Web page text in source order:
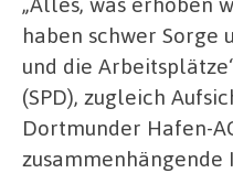
haben schwer Sorge
und die
(SPD), zugleich
Dortmunder Hafen-
zusammenhängende